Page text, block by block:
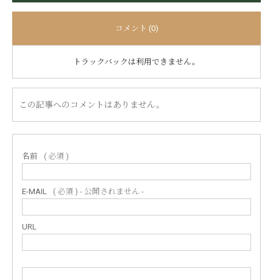
コメント (0)
トラックバックは利用できません。
この記事へのコメントはありません。
名前 ( 必須 )
E-MAIL ( 必須 ) - 公開されません -
URL